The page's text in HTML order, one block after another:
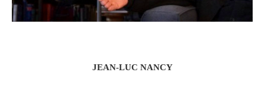
JEAN-LUC NANCY